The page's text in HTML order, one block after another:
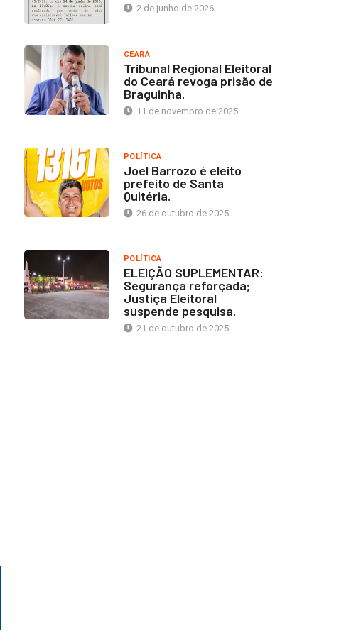
2 de junho de 2026
CEARÁ
Tribunal Regional Eleitoral
do Ceará revoga prisão de
Braguinha.
11 de novembro de 2025
POLÍTICA
Joel Barrozo é eleito
prefeito de Santa
Quitéria.
26 de outubro de 2025
POLÍTICA
ELEIÇÃO SUPLEMENTAR:
Segurança reforçada;
Justiça Eleitoral
suspende pesquisa.
21 de outubro de 2025